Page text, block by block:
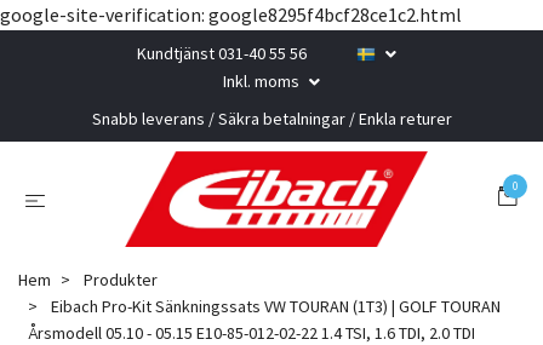
google-site-verification: google8295f4bcf28ce1c2.html
Kundtjänst 031-40 55 56
Inkl. moms
Snabb leverans / Säkra betalningar / Enkla returer
0
Hem
Produkter
Eibach Pro-Kit Sänkningssats VW TOURAN (1T3) | GOLF TOURAN
Årsmodell 05.10 - 05.15 E10-85-012-02-22 1.4 TSI, 1.6 TDI, 2.0 TDI